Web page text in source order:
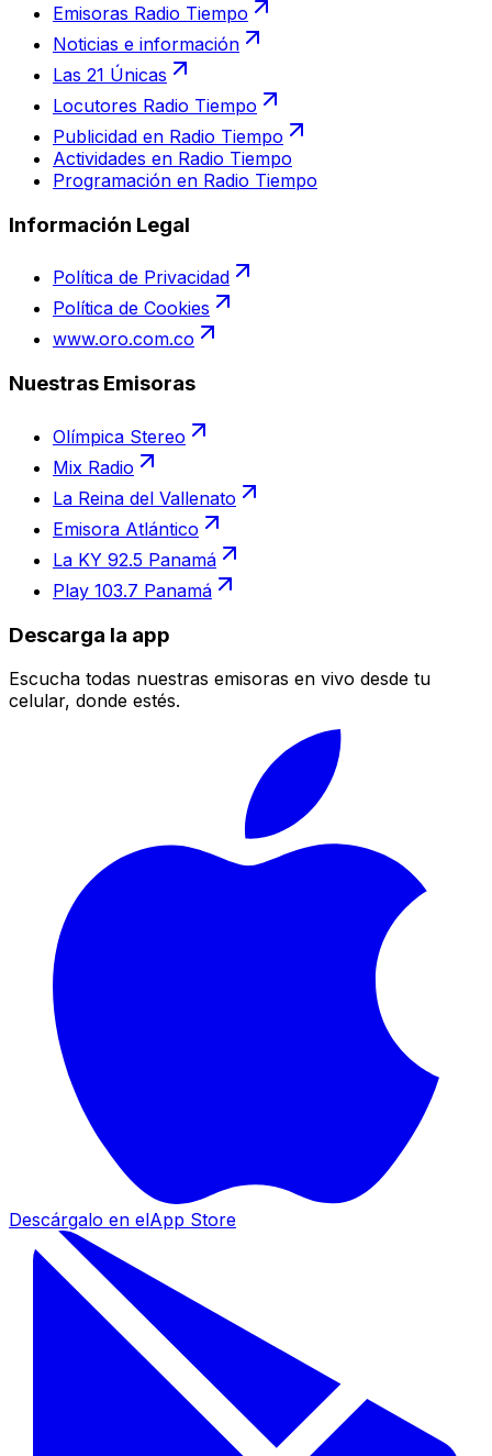
Emisoras Radio Tiempo
Noticias e información
Las 21 Únicas
Locutores Radio Tiempo
Publicidad en Radio Tiempo
Actividades en Radio Tiempo
Programación en Radio Tiempo
Información Legal
Política de Privacidad
Política de Cookies
www.oro.com.co
Nuestras Emisoras
Olímpica Stereo
Mix Radio
La Reina del Vallenato
Emisora Atlántico
La KY 92.5 Panamá
Play 103.7 Panamá
Descarga la app
Escucha todas nuestras emisoras en vivo desde tu
celular, donde estés.
Descárgalo en elApp Store